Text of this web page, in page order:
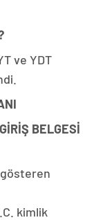
ve YDT
BELGESİ
kimlik